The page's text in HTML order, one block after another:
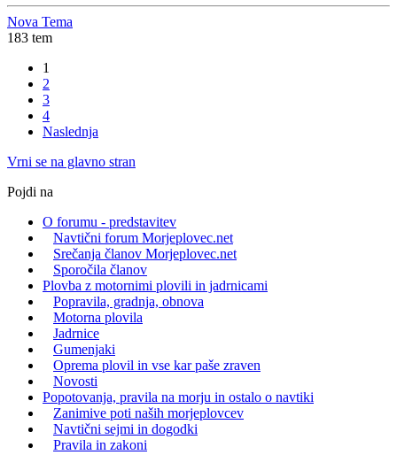
Nova Tema
183 tem
1
2
3
4
Naslednja
Vrni se na glavno stran
Pojdi na
O forumu - predstavitev
Navtični forum Morjeplovec.net
Srečanja članov Morjeplovec.net
Sporočila članov
Plovba z motornimi plovili in jadrnicami
Popravila, gradnja, obnova
Motorna plovila
Jadrnice
Gumenjaki
Oprema plovil in vse kar paše zraven
Novosti
Popotovanja, pravila na morju in ostalo o navtiki
Zanimive poti naših morjeplovcev
Navtični sejmi in dogodki
Pravila in zakoni